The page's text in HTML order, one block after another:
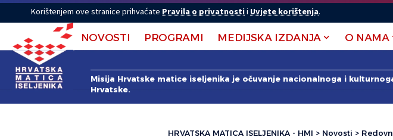
Korištenjem ove stranice prihvaćate Pravila o privatnostii Uvjete korištenja.
NOVOSTI PROGRAMI MEDIJSKA IZDANJA O NAMA
Misija Hrvatske matice iseljenika je očuvanje nacionalnoga i
Hrvatske.
HRVATSKA MATICA ISELJENIKA - HMI > Novosti >